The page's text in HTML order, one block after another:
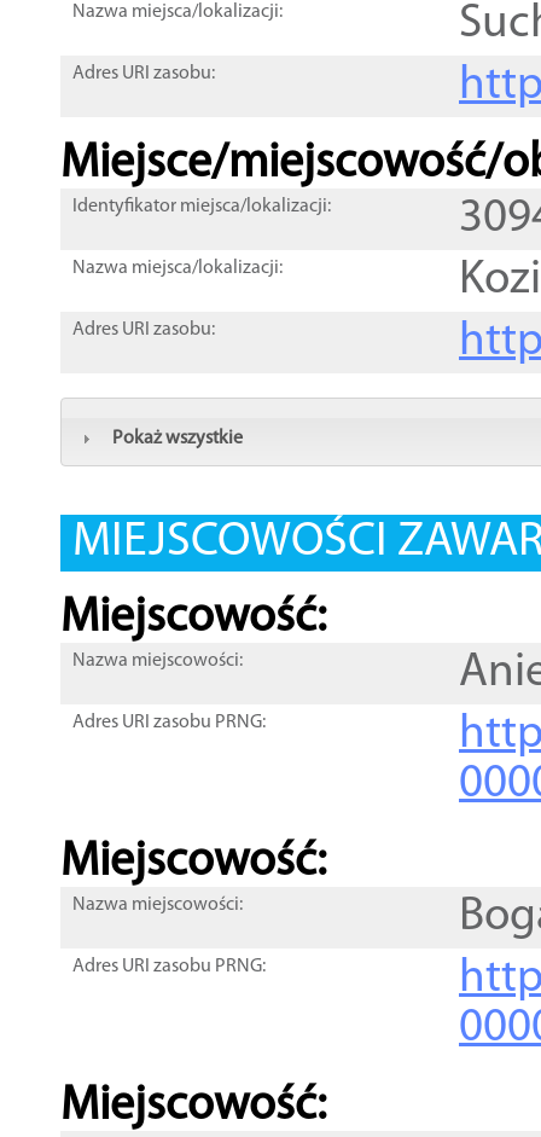
Nazwa miejsca/lokalizacji:
Adres URI zasobu:
Miejsce/miejscowość/
Identyfikator miejsca/lokalizacji:
Nazwa miejsca/lokalizacji:
Adres URI zasobu:
Pokaż wszystkie
MIEJSCOWOŚCI
Miejscowość:
Nazwa miejscowości:
Adres URI zasobu PRNG:
Miejscowość:
Nazwa miejscowości:
Adres URI zasobu PRNG:
Miejscowość: